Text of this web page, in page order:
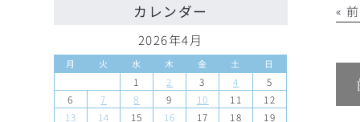
«
カレンダー
2026年4月
月 火 水 木 金 土 日
1 2 3 4
5
6
7 8 9 10 11
12
13
14 15 16 17 18
19